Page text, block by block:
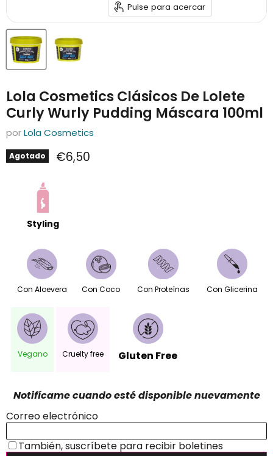
Pulse para acercar
Lola Cosmetics Clásicos De Lolete
Curly Wurly Pudding Máscara 100ml
porLola Cosmetics
Agotado Precio actual
€6,50
Styling
Con Aloevera Con Coco Con Proteínas Con Glicerina
Vegano Cruelty free Gluten Free